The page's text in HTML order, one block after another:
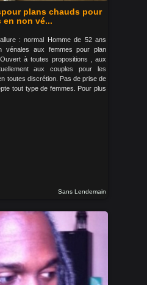
plans chauds pour
en non vé...
: normal Homme de 52 ans
vénales aux femmes pour plan
à toutes propositions , aux
aux couples pour les
toutes discrétion. Pas de prise de
tout type de femmes. Pour plus
Sans Lendemain